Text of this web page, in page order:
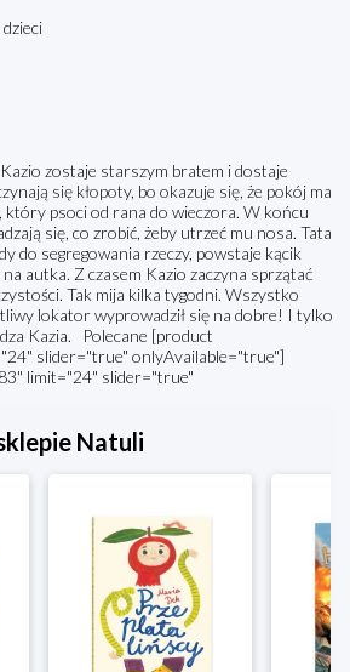
zostaje starszym bratem i dostaje
się kłopoty, bo okazuje się, że pokój ma
który psoci od rana do wieczora. W końcu
się, co zrobić, żeby utrzeć mu nosa. Tata
do segregowania rzeczy, powstaje kącik
autka. Z czasem Kazio zaczyna sprzątać
Tak mija kilka tygodni. Wszystko
lokator wyprowadził się na dobre! I tylko
Kazia. Polecane [product
slider="true" onlyAvailable="true"]
limit="24" slider="true"
Natuli